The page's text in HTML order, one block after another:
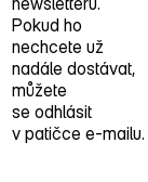
Pokud ho
nechcete už
nadále dostávat,
můžete
se odhlásit
v patičce e‑mailu.